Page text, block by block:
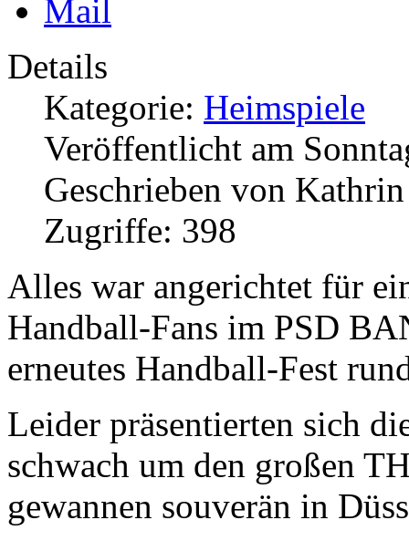
Details
Kategorie: Heimspiele
Veröffentlicht am
Geschrieben von
Zugriffe: 398
Alles war angerichtet für
Handball-Fans im PSD
erneutes Handball-Fest
Leider präsentierten sich
schwach um den großen
gewannen souverän in